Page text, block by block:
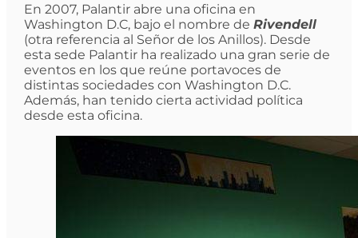
En 2007, Palantir abre una oficina en
Washington D.C, bajo el nombre de Rivendell
(otra referencia al Señor de los Anillos). Desde
esta sede Palantir ha realizado una gran serie de
eventos en los que reúne portavoces de
distintas sociedades con Washington D.C.
Además, han tenido cierta actividad política
desde esta oficina.